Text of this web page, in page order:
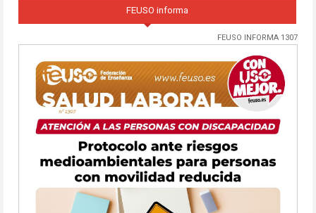
FEUSO informa
FEUSO INFORMA 1307